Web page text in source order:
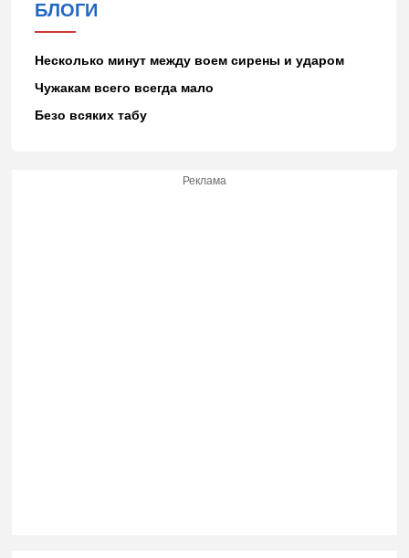
БЛОГИ
Несколько минут между воем сирены и ударом
Чужакам всего всегда мало
Безо всяких табу
Реклама